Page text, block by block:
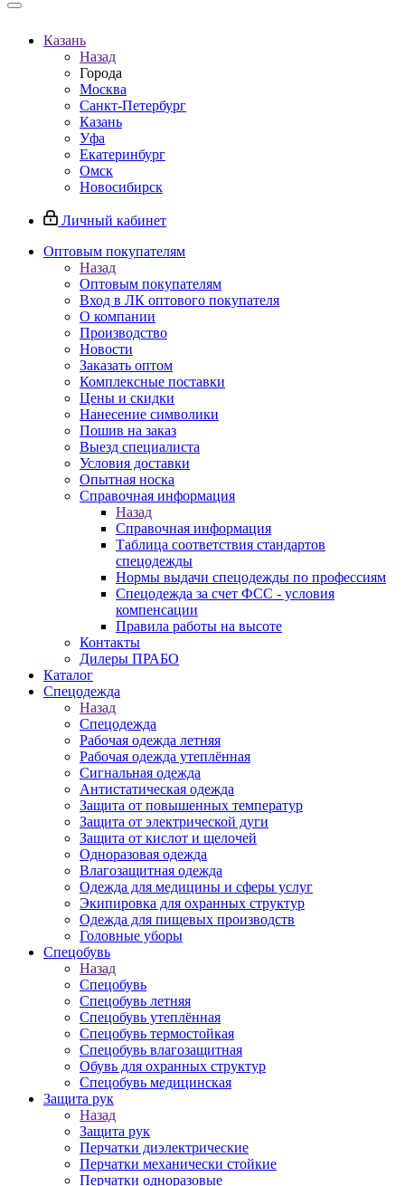
Казань
Назад
Города
Москва
Санкт-Петербург
Казань
Уфа
Екатеринбург
Омск
Новосибирск
Личный кабинет
Оптовым покупателям
Назад
Оптовым покупателям
Вход в ЛК оптового покупателя
О компании
Производство
Новости
Заказать оптом
Комплексные поставки
Цены и скидки
Нанесение символики
Пошив на заказ
Выезд специалиста
Условия доставки
Опытная носка
Справочная информация
Назад
Справочная информация
Таблица соответствия стандартов
спецодежды
Нормы выдачи спецодежды по профессиям
Спецодежда за счет ФСС - условия
компенсации
Правила работы на высоте
Контакты
Дилеры ПРАБО
Каталог
Спецодежда
Назад
Спецодежда
Рабочая одежда летняя
Рабочая одежда утеплённая
Сигнальная одежда
Антистатическая одежда
Защита от повышенных температур
Защита от электрической дуги
Защита от кислот и щелочей
Одноразовая одежда
Влагозащитная одежда
Одежда для медицины и сферы услуг
Экипировка для охранных структур
Одежда для пищевых производств
Головные уборы
Спецобувь
Назад
Спецобувь
Спецобувь летняя
Спецобувь утеплённая
Спецобувь термостойкая
Спецобувь влагозащитная
Обувь для охранных структур
Спецобувь медицинская
Защита рук
Назад
Защита рук
Перчатки диэлектрические
Перчатки механически стойкие
Перчатки одноразовые